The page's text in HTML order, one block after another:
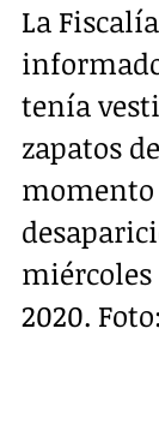
La
tenía
zapatos
momento
2020. Foto: